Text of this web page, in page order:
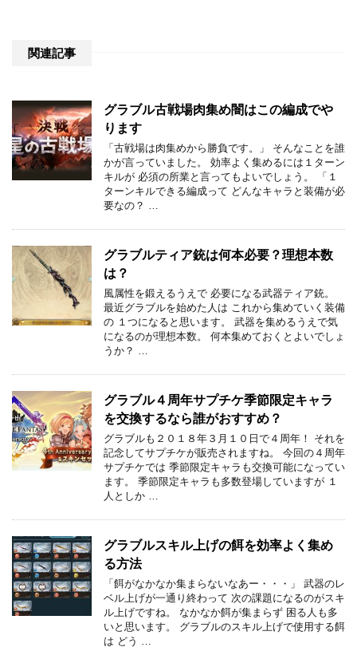
関連記事
グラブル古戦場肉集め闇はこの編成でや
ります
「古戦場は肉集めから勝負です。」 そんなことを誰
かが言っていました。 効率よく集めるには１ターン
キルが 必須の所業と言ってもよいでしょう。 「１
ターンキルできる編成って どんなキャラと装備が必
要なの？ …
グラブルティア銃は何本必要？理想本数
は？
風属性を鍛えるうえで 必要になる武器ティア銃。
最近グラブルを始めた人は これから集めていく装備
の １つになると思います。 武器を集めるうえで気
になるのが理想本数。 何本集めておくとよいでしょ
うか？ …
グラブル４周年サプチケ季節限定キャラ
を交換するなら誰がおすすめ？
グラブルも２０１８年３月１０日で４周年！ それを
記念してサプチケが販売されますね。 今回の４周年
サプチケでは 季節限定キャラも交換可能になってい
ます。 季節限定キャラも多数登場していますが １
人としか …
グラブルスキル上げの餌を効率よく集め
る方法
「餌がなかなか集まらないなあー・・・」 武器のレ
ベル上げが一通り終わって 次の課題になるのがスキ
ル上げですね。 なかなか餌が集まらず 困る人も多
いと思います。 グラブルのスキル上げで使用する餌
は どう …